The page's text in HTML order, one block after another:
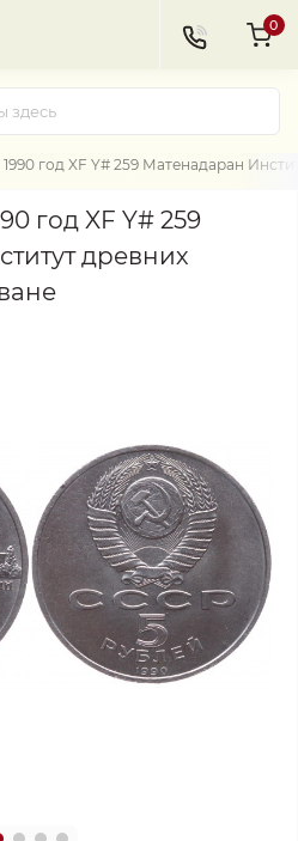
0
год XF Y# 259 Матенадаран
год XF Y# 259
древних